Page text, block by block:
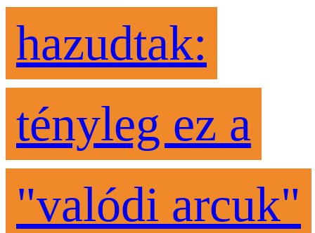
hazudtak:
tényleg ez a
"valódi arcuk"